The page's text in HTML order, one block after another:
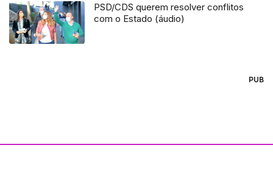
PSD/CDS querem resolver conflitos
com o Estado (áudio)
PUB